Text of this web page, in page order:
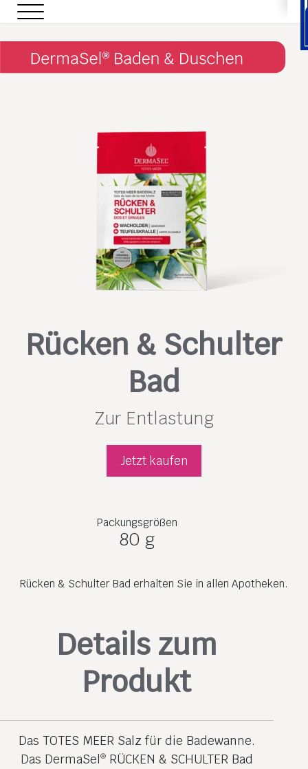
Rücken & Schulter
Bad
Zur Entlastung
Jetzt kaufen
Packungsgrößen
80 g
Rücken & Schulter Bad erhalten Sie in allen Apotheken.
Details zum
Produkt
Das TOTES MEER Salz für die Badewanne.
Das DermaSel® RÜCKEN & SCHULTER Bad